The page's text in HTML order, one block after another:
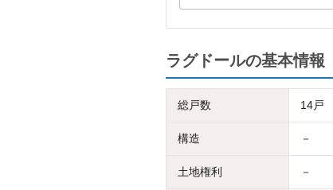
ラグドールの基本情報
総戸数 14戸
構造 －
土地権利 －